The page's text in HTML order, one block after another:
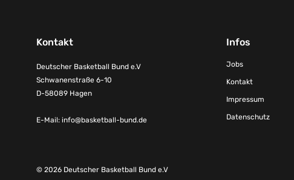
Kontakt
Deutscher Basketball Bund e.V
Schwanenstraße 6-10
D-58089 Hagen
E-Mail: info@basketball-bund.de
Infos
Jobs
Kontakt
Impressum
Datenschutz
© 2026 Deutscher Basketball Bund e.V